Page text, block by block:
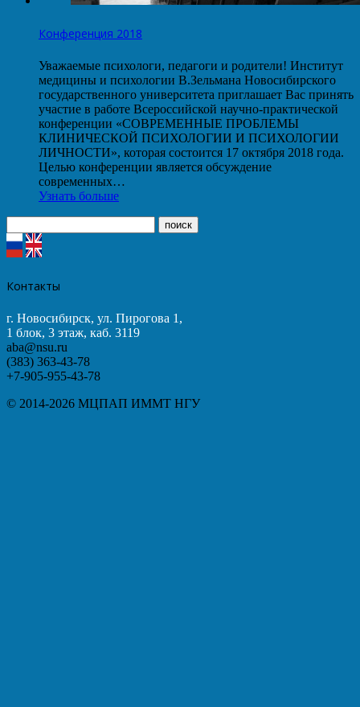
Конференция 2018
Уважаемые психологи, педагоги и родители! Институт
медицины и психологии В.Зельмана Новосибирского
государственного университета приглашает Вас принять
участие в работе Всероссийской научно-практической
конференции «СОВРЕМЕННЫЕ ПРОБЛЕМЫ
КЛИНИЧЕСКОЙ ПСИХОЛОГИИ И ПСИХОЛОГИИ
ЛИЧНОСТИ», которая состоится 17 октября 2018 года.
Целью конференции является обсуждение
современных…
Узнать больше
Контакты
г. Новосибирск, ул. Пирогова 1,
1 блок, 3 этаж, каб. 3119
aba@nsu.ru
(383) 363-43-78
+7-905-955-43-78
© 2014-2026 МЦПАП ИММТ НГУ